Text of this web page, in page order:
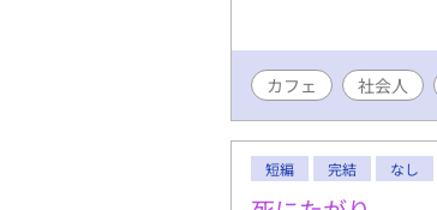
カフェ 社会人
短編 完結 なし